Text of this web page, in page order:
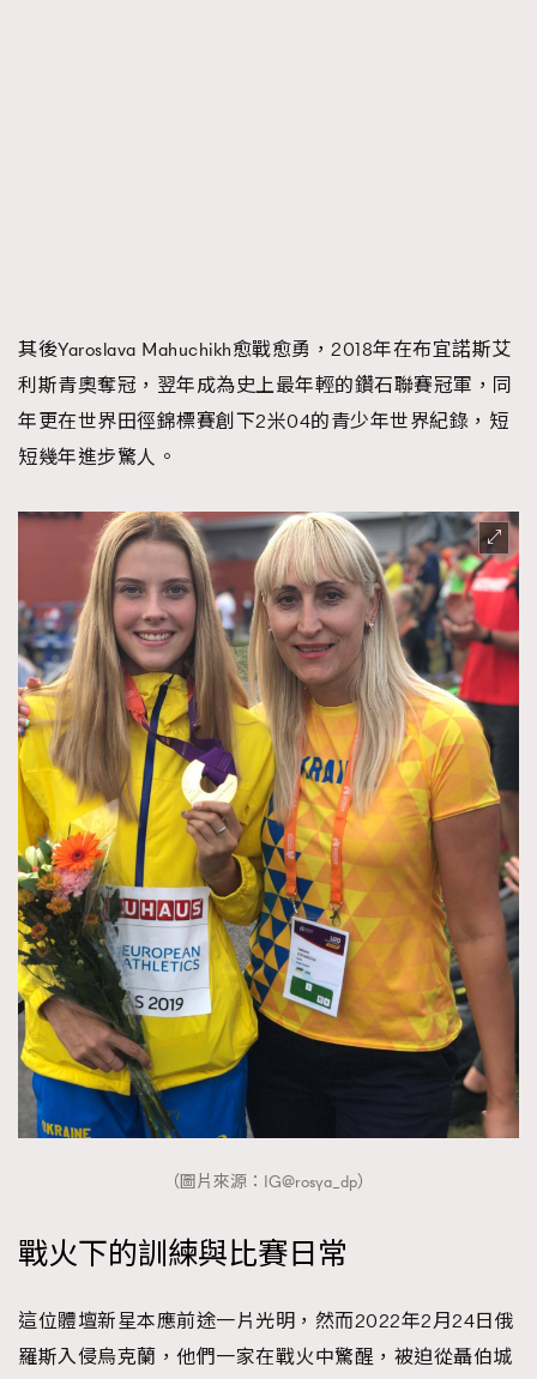
其後Yaroslava Mahuchikh愈戰愈勇，2018年在布宜諾斯艾
利斯青奧奪冠，翌年成為史上最年輕的鑽石聯賽冠軍，同
年更在世界田徑錦標賽創下2米04的青少年世界紀錄，短
短幾年進步驚人。
（圖片來源：IG@rosya_dp）
戰火下的訓練與比賽日常
這位體壇新星本應前途一片光明，然而2022年2月24日俄
羅斯入侵烏克蘭，他們一家在戰火中驚醒，被迫從聶伯城